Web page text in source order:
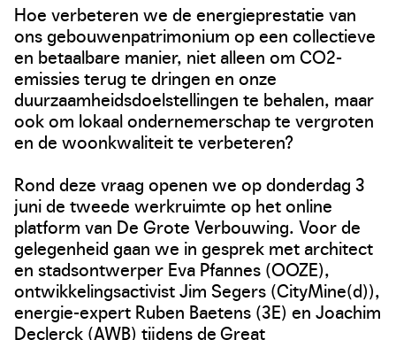
Hoe verbeteren we de energieprestatie van
ons gebouwenpatrimonium op een collectieve
en betaalbare manier, niet alleen om CO2-
emissies terug te dringen en onze
duurzaamheidsdoelstellingen te behalen, maar
ook om lokaal ondernemerschap te vergroten
en de woonkwaliteit te verbeteren?
Rond deze vraag openen we op donderdag 3
juni de tweede werkruimte op het online
platform van De Grote Verbouwing. Voor de
gelegenheid gaan we in gesprek met architect
en stadsontwerper Eva Pfannes (OOZE),
ontwikkelingsactivist Jim Segers (CityMine(d)),
energie-expert Ruben Baetens (3E) en Joachim
Declerck (AWB) tijdens de Great